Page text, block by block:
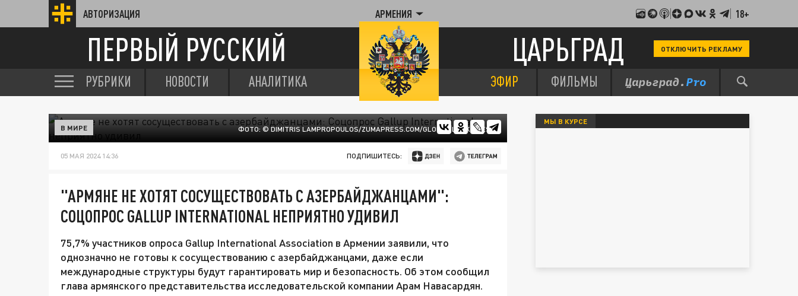
АВТОРИЗАЦИЯ АРМЕНИЯ 18+
ПЕРВЫЙ РУССКИЙ ЦАРЬГРАД ОТКЛЮЧИТЬ РЕКЛАМУ
РУБРИКИ НОВОСТИ АНАЛИТИКА ЭФИР ФИЛЬМЫ
ФОТО: © DIMITRIS LAMPROPOULOS/ZUMAPRESS.COM/GLOBAL LOOK PRESS
В МИРЕ
05 МАЯ 2024 14:36 ПОДПИШИТЕСЬ:
"АРМЯНЕ НЕ ХОТЯТ СОСУЩЕСТВОВАТЬ С АЗЕРБАЙДЖАНЦАМИ":
СОЦОПРОС GALLUP INTERNATIONAL НЕПРИЯТНО УДИВИЛ
75,7% участников опроса Gallup International Association в Армении заявили, что
однозначно не готовы к сосуществованию с азербайджанцами, даже если
международные структуры будут гарантировать мир и безопасность. Об этом сообщил
глава армянского представительства исследовательской компании Арам Навасардян.
МЫ В КУРСЕ